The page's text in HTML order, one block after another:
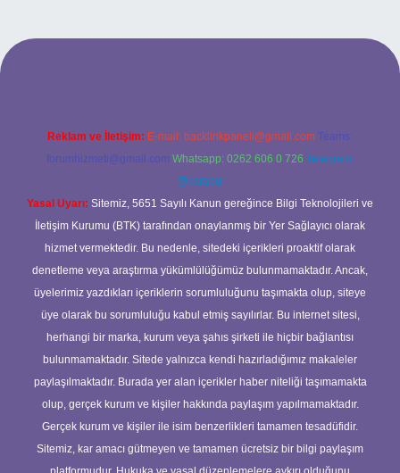
güncel giriş
Reklam ve İletişim: E-mail: backlinkpaneli@gmail.com Teams:
forumhizmeti@gmail.com Whatsapp: 0262 606 0 726 Telegram:
@karabul
Yasal Uyarı: Sitemiz, 5651 Sayılı Kanun gereğince Bilgi Teknolojileri ve
İletişim Kurumu (BTK) tarafından onaylanmış bir Yer Sağlayıcı olarak
hizmet vermektedir. Bu nedenle, sitedeki içerikleri proaktif olarak
denetleme veya araştırma yükümlülüğümüz bulunmamaktadır. Ancak,
üyelerimiz yazdıkları içeriklerin sorumluluğunu taşımakta olup, siteye
üye olarak bu sorumluluğu kabul etmiş sayılırlar. Bu internet sitesi,
herhangi bir marka, kurum veya şahıs şirketi ile hiçbir bağlantısı
bulunmamaktadır. Sitede yalnızca kendi hazırladığımız makaleler
paylaşılmaktadır. Burada yer alan içerikler haber niteliği taşımamakta
olup, gerçek kurum ve kişiler hakkında paylaşım yapılmamaktadır.
Gerçek kurum ve kişiler ile isim benzerlikleri tamamen tesadüfidir.
Sitemiz, kar amacı gütmeyen ve tamamen ücretsiz bir bilgi paylaşım